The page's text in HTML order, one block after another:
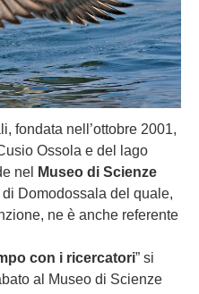
fondata nell’ottobre 2001,
Ossola e del lago
nel
Museo di Scienze
di Domodossala del quale,
ne è anche referente
con i ricercatori” si
al Museo di Scienze